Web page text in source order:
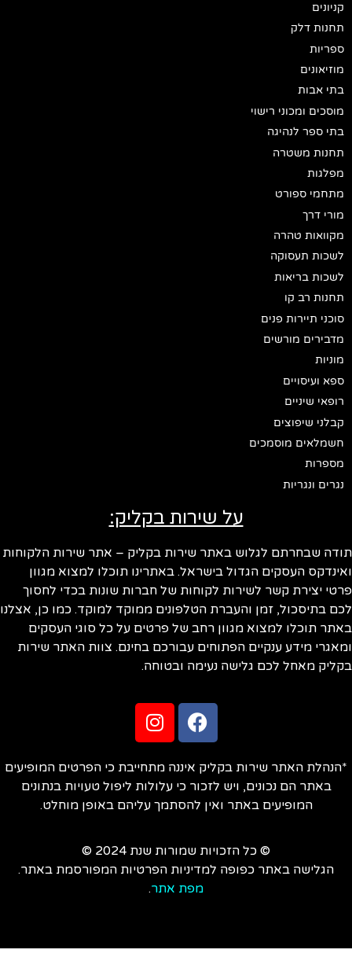
קניונים
תחנות דלק
ספריות
מוזיאונים
בתי אבות
מוסכים ומכוני רישוי
בתי ספר לנהיגה
תחנות משטרה
מפלגות
מתחמי ספורט
מורי דרך
מקוואות טהרה
לשכות תעסוקה
לשכות בריאות
תחנות רב קו
סוכני תיירות פנים
מדבירים מורשים
מוניות
ספא ועיסויים
רופאי שיניים
קבלני שיפוצים
חשמלאים מוסמכים
מספרות
נגרים ונגריות
על שירות בקליק:
שבחרתם לגלוש באתר שירות בקליק – אתר שירות הלקוחות
העסקים הגדול בישראל. באתרינו תוכלו למצוא מגוון
יצירת קשר לשירות לקוחות של חברות שונות בכדי לחסוך
בתיסכול, זמן והעברת הטלפונים ממוקד למוקד. כמו כן, אצלנו
תוכלו למצוא מגוון רחב של פרטים על כל סוגי העסקים
מידע ענקיים הפתוחים עבורכם בחינם. צוות האתר שירות
מאחל לכם גלישה נעימה ובטוחה.
האתר שירות בקליק איננה מתחייבת כי הפרטים המופיעים
באתר הם נכונים, ויש לזכור כי עלולות ליפול טעויות בנתונים
המופיעים באתר ואין להסתמך עליהם באופן מוחלט.
© כל הזכויות שמורות שנת 2024 ©
הגלישה באתר כפופה למדיניות הפרטיות המפורסמת באתר.
מפת אתר.